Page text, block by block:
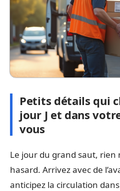
Petits détails qui
jour J et dans
vous
Le jour du grand saut, rien
hasard. Arrivez avec de
anticipez la circulation